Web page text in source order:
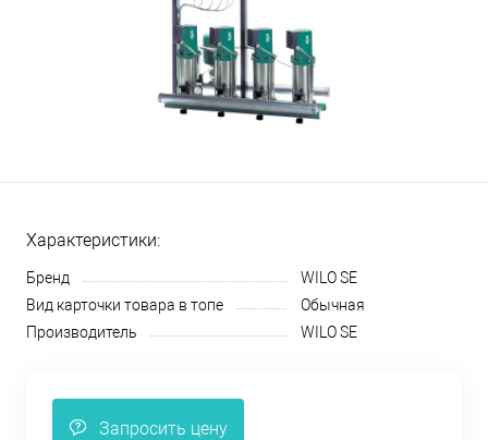
Характеристики:
Бренд
WILO SE
Вид карточки товара в топе
Обычная
Производитель
WILO SE
Запросить цену